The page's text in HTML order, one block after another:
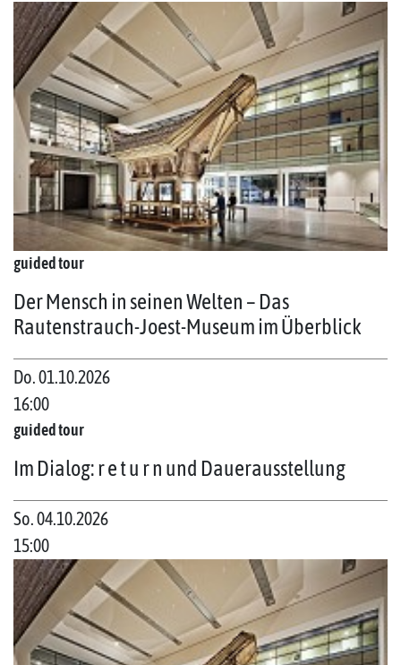
guided tour
Der Mensch in seinen Welten – Das
Rautenstrauch-Joest-Museum im Überblick
Do. 01.10.2026
16:00
guided tour
Im Dialog: r e t u r n und Dauerausstellung
So. 04.10.2026
15:00